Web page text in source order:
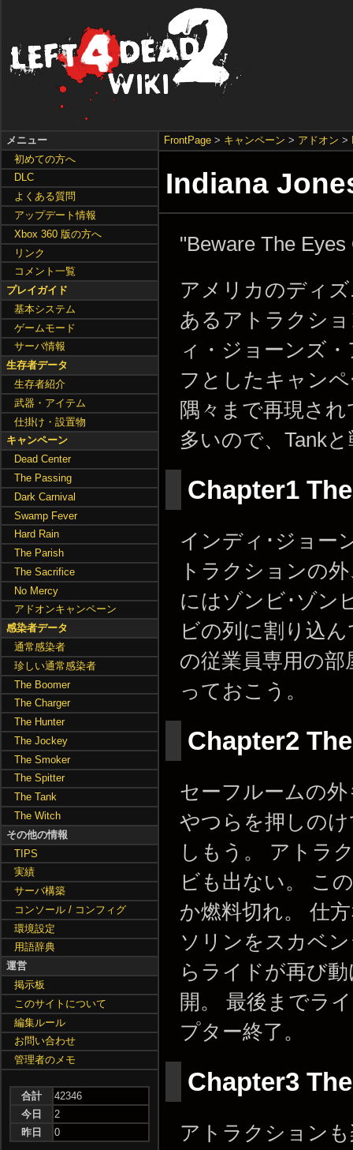
FrontPage > キャンペーン > アドオン >
Indiana
"Beware The Eyes
アメリカのディ
あるアトラクシ
ィ・ジョーンズ
フとしたキャン
隅々まで再現さ
多いので、Tank
Chapter1
インディ･ジョー
トラクションの
にはゾンビ･ゾン
ビの列に割り込
の従業員専用の
っておこう。
Chapter2
セーフルームの
やつらを押しの
しもう。 アトラ
ビも出ない。 こ
か燃料切れ。 仕
ソリンをスカベ
らライドが再び
開。 最後までラ
プター終了。
Chapter3
アトラクション
メニュー
初めての方へ
DLC
よくある質問
アップデート情報
Xbox 360 版の方へ
リンク
コメント一覧
プレイガイド
基本システム
ゲームモード
サーバ情報
生存者データ
生存者紹介
武器・アイテム
仕掛け・設置物
キャンペーン
Dead Center
The Passing
Dark Carnival
Swamp Fever
Hard Rain
The Parish
The Sacrifice
No Mercy
アドオンキャンペーン
感染者データ
通常感染者
珍しい通常感染者
The Boomer
The Charger
The Hunter
The Jockey
The Smoker
The Spitter
The Tank
The Witch
その他の情報
TIPS
実績
サーバ構築
コンソール / コンフィグ
環境設定
用語辞典
運営
掲示板
このサイトについて
編集ルール
お問い合わせ
管理者のメモ
合計
42346
今日
2
昨日
0